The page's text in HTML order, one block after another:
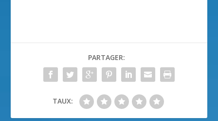
PARTAGER:
TAUX: